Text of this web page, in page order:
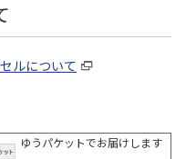
ルについて
ゆうパケットでお届けします